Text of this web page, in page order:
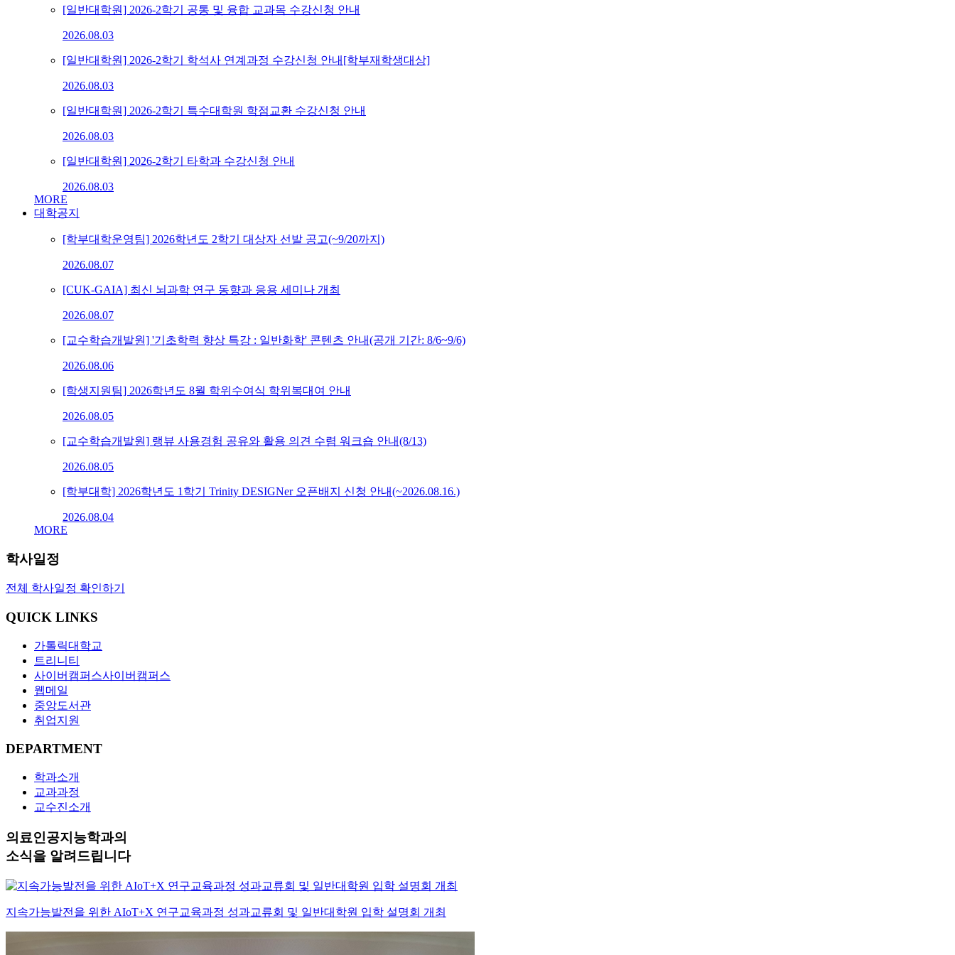
[일반대학원] 2026-2학기 공통 및 융합 교과목 수강신청 안내
2026.08.03
[일반대학원] 2026-2학기 학석사 연계과정 수강신청 안내[학부재학생대상]
2026.08.03
[일반대학원] 2026-2학기 특수대학원 학점교환 수강신청 안내
2026.08.03
[일반대학원] 2026-2학기 타학과 수강신청 안내
2026.08.03
MORE
대학공지
[학부대학운영팀] 2026학년도 2학기 대상자 선발 공고(~9/20까지)
2026.08.07
[CUK-GAIA] 최신 뇌과학 연구 동향과 응용 세미나 개최
2026.08.07
[교수학습개발원] '기초학력 향상 특강 : 일반화학' 콘텐츠 안내(공개 기간: 8/6~9/6)
2026.08.06
[학생지원팀] 2026학년도 8월 학위수여식 학위복대여 안내
2026.08.05
[교수학습개발원] 랭뷰 사용경험 공유와 활용 의견 수렴 워크숍 안내(8/13)
2026.08.05
[학부대학] 2026학년도 1학기 Trinity DESIGNer 오픈배지 신청 안내(~2026.08.16.)
2026.08.04
MORE
학사일정
전체 학사일정 확인하기
QUICK LINKS
가톨릭대학교
트리니티
사이버캠퍼스사이버캠퍼스
웹메일
중앙도서관
취업지원
DEPARTMENT
학과소개
교과과정
교수진소개
의료인공지능학과의
소식을 알려드립니다
지속가능발전을 위한 AIoT+X 연구교육과정 성과교류회 및 일반대학원 입학 설명회 개최